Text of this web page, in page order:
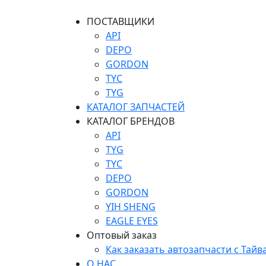
ПОСТАВЩИКИ
API
DEPO
GORDON
TYC
TYG
КАТАЛОГ ЗАПЧАСТЕЙ
КАТАЛОГ БРЕНДОВ
API
TYG
TYC
DEPO
GORDON
YIH SHENG
EAGLE EYES
Оптовый заказ
Как заказать автозапчасти с